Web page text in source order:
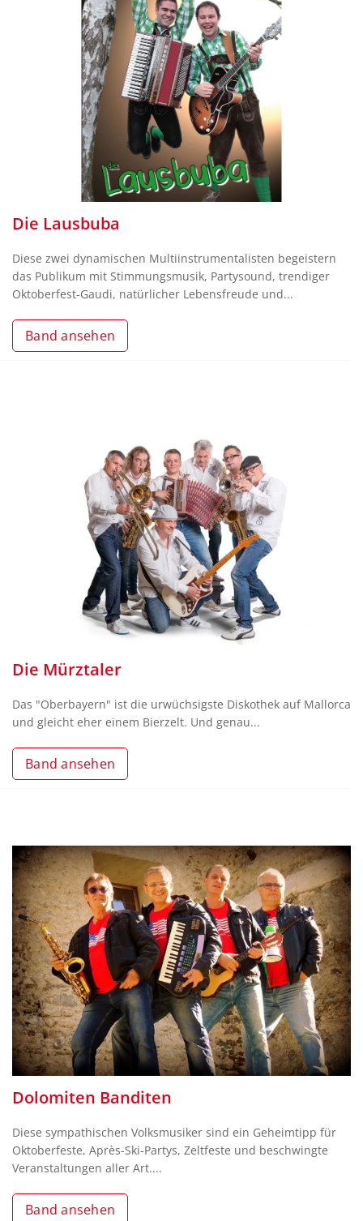
Die Lausbuba
Diese zwei dynamischen Multiinstrumentalisten begeistern
das Publikum mit Stimmungsmusik, Partysound, trendiger
Oktoberfest-Gaudi, natürlicher Lebensfreude und...
Band ansehen
Die Mürztaler
Das "Oberbayern" ist die urwüchsigste Diskothek auf Mallorca
und gleicht eher einem Bierzelt. Und genau...
Band ansehen
Dolomiten Banditen
Diese sympathischen Volksmusiker sind ein Geheimtipp für
Oktoberfeste, Après-Ski-Partys, Zeltfeste und beschwingte
Veranstaltungen aller Art....
Band ansehen